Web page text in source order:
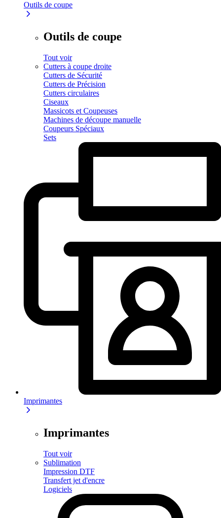
Outils de coupe
Outils de coupe
Tout voir
Cutters à coupe droite
Cutters de Sécurité
Cutters de Précision
Cutters circulaires
Ciseaux
Massicots et Coupeuses
Machines de découpe manuelle
Coupeurs Spéciaux
Sets
Imprimantes
Imprimantes
Tout voir
Sublimation
Impression DTF
Transfert jet d'encre
Logiciels